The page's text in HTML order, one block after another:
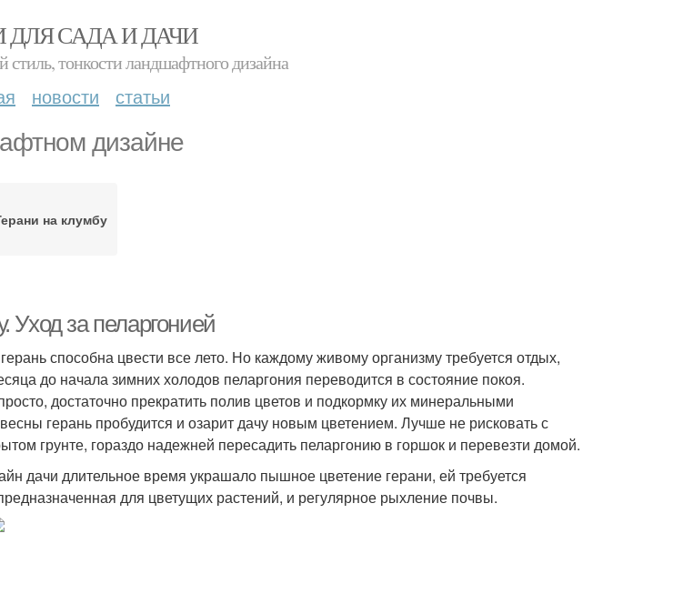
ДЛЯ САДА И ДАЧИ
стиль, тонкости ландшафтного дизайна
новости статьи
дизайне
на клумбу
Уход за пеларгонией
способна цвести все лето. Но каждому живому организму требуется отдых,
до начала зимних холодов пеларгония переводится в состояние покоя.
достаточно прекратить полив цветов и подкормку их минеральными
герань пробудится и озарит дачу новым цветением. Лучше не рисковать с
грунте, гораздо надежней пересадить пеларгонию в горшок и перевезти домой.
дачи длительное время украшало пышное цветение герани, ей требуется
для цветущих растений, и регулярное рыхление почвы.